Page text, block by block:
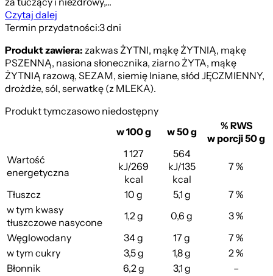
Czytaj dalej
Termin przydatności:3 dni
Produkt zawiera:zakwas ŻYTNI, mąkę ŻYTNIĄ, mąkę
PSZENNĄ, nasiona słonecznika, ziarno ŻYTA, mąkę
ŻYTNIĄ razową, SEZAM, siemię lniane, słód JĘCZMIENNY,
drożdże, sól, serwatkę (z MLEKA).
Produkt tymczasowo niedostępny
w 100 g
w 50 g
% RWS
w porcji 50 g
Wartość
energetyczna
1 127
kJ/269
kcal
564
kJ/135
kcal
7 %
Tłuszcz 10 g 5,1 g
7 %
w tym kwasy
tłuszczowe nasycone
1,2 g 0,6 g
3 %
Węglowodany
34 g 17 g
7 %
w tym cukry
3,5 g 1,8 g
2 %
Błonnik
6,2 g 3,1 g
–